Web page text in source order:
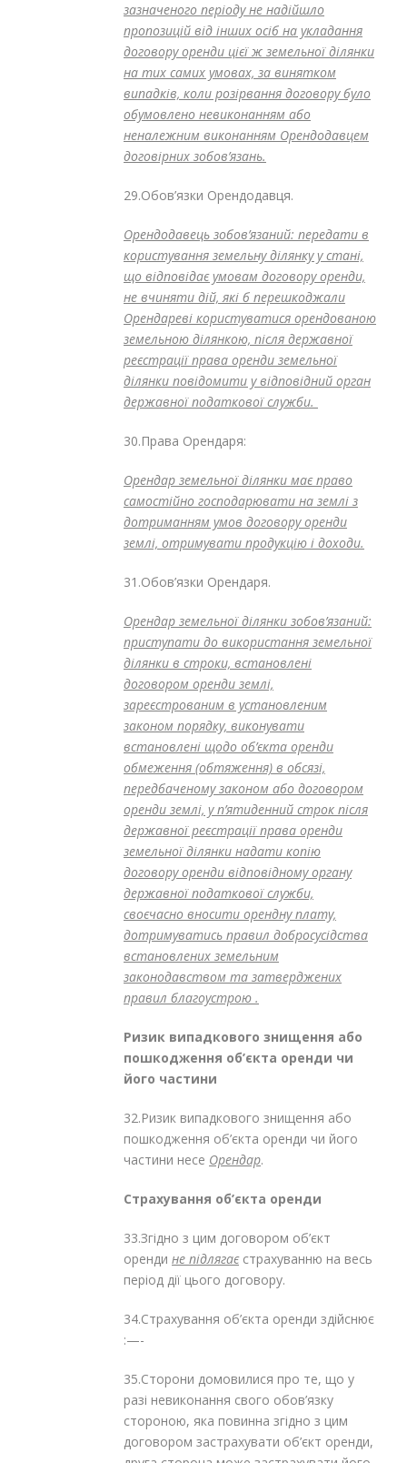
зазначеного періоду не надійшло
пропозицій від інших осіб на укладання
договору оренди цієї ж земельної ділянки
на тих самих умовах, за винятком
випадків, коли розірвання договору було
обумовлено невиконанням або
неналежним виконанням Орендодавцем
договірних зобов’язань.
29.Обов’язки Орендодавця.
Орендодавець зобов’язаний: передати в
користування земельну ділянку у стані,
що відповідає умовам договору оренди,
не вчиняти дій, які б перешкоджали
Орендареві користуватися орендованою
земельною ділянкою, після державної
реєстрації права оренди земельної
ділянки повідомити у відповідний орган
державної податкової служби.
30.Права Орендаря:
Орендар земельної ділянки має право
самостійно господарювати на землі з
дотриманням умов договору оренди
землі, отримувати продукцію і доходи.
31.Обов’язки Орендаря.
Орендар земельної ділянки зобов’язаний:
приступати до використання земельної
ділянки в строки, встановлені
договором оренди землі,
зареєстрованим в установленим
законом порядку, виконувати
встановлені щодо об’єкта оренди
обмеження (обтяження) в обсязі,
передбаченому законом або договором
оренди землі, у п’ятиденний строк після
державної реєстрації права оренди
земельної ділянки надати копію
договору оренди відповідному органу
державної податкової служби,
своєчасно вносити орендну плату,
дотримуватись правил добросусідства
встановлених земельним
законодавством та затверджених
правил благоустрою .
Ризик випадкового знищення або
пошкодження об’єкта оренди чи
його частини
32.Ризик випадкового знищення або
пошкодження об’єкта оренди чи його
частини несе Орендар.
Страхування об’єкта оренди
33.Згідно з цим договором об’єкт
оренди не підлягаєстрахуванню на весь
період дії цього договору.
34.Страхування об’єкта оренди здійснює
:—-
35.Сторони домовилися про те, що у
разі невиконання свого обов’язку
стороною, яка повинна згідно з цим
договором застрахувати об’єкт оренди,